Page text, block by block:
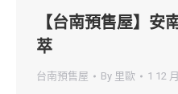
【台南預售屋】安
萃
台南預售屋 By 里歐 1 12